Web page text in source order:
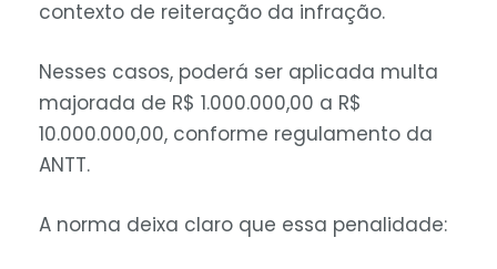
contexto de reiteração da infração.
Nesses casos, poderá ser aplicada multa
majorada de R$ 1.000.000,00 a R$
10.000.000,00, conforme regulamento da
ANTT.
A norma deixa claro que essa penalidade: